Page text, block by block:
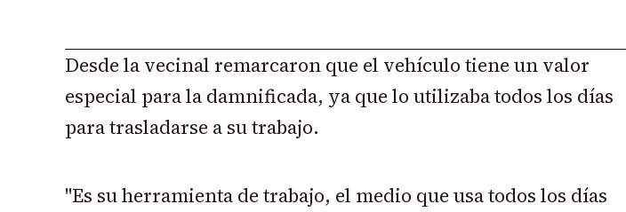
Desde la vecinal remarcaron que el vehículo tiene un valor
especial para la damnificada, ya que lo utilizaba todos los días
para trasladarse a su trabajo.
"Es su herramienta de trabajo, el medio que usa todos los días